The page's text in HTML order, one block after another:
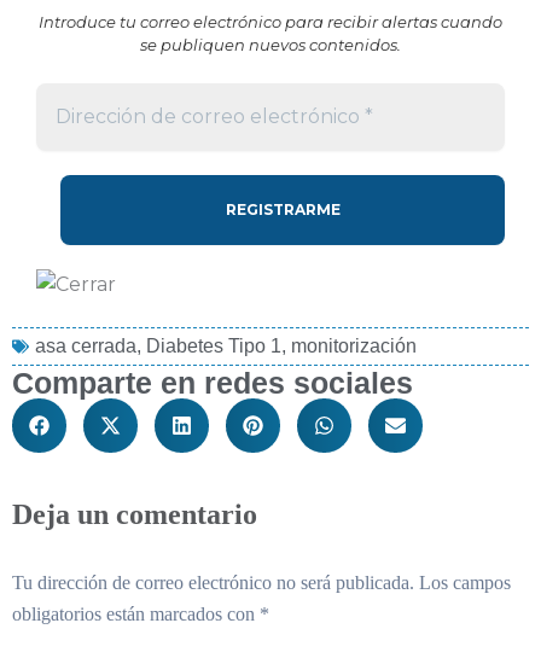
Introduce tu correo electrónico para recibir alertas cuando
se publiquen nuevos contenidos.
asa cerrada, Diabetes Tipo 1, monitorización
Comparte en redes sociales
Deja un comentario
Tu dirección de correo electrónico no será publicada. Los campos
obligatorios están marcados con *